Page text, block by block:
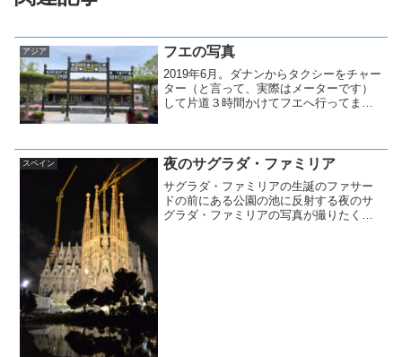
アジア フエの写真
2019年6月。ダナンからタクシーをチャー
ター（と言って、実際はメーターです）
して片道３時間かけてフエへ行ってまい
スペイン 夜のサグラダ・ファミリア
サグラダ・ファミリアの生誕のファサー
ドの前にある公園の池に反射する夜のサ
グラダ・ファミリアの写真が撮りたく